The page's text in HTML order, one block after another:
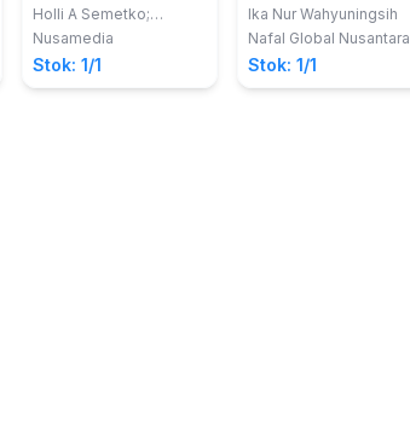
Online: Handbook
Komunikasi Politik
Holli A Semetko;
Margaret Scammell
Nusamedia
Stok: 1/1
Ika Nur Wahyuningsih
Nafal Global Nusantara
Stok: 1/1